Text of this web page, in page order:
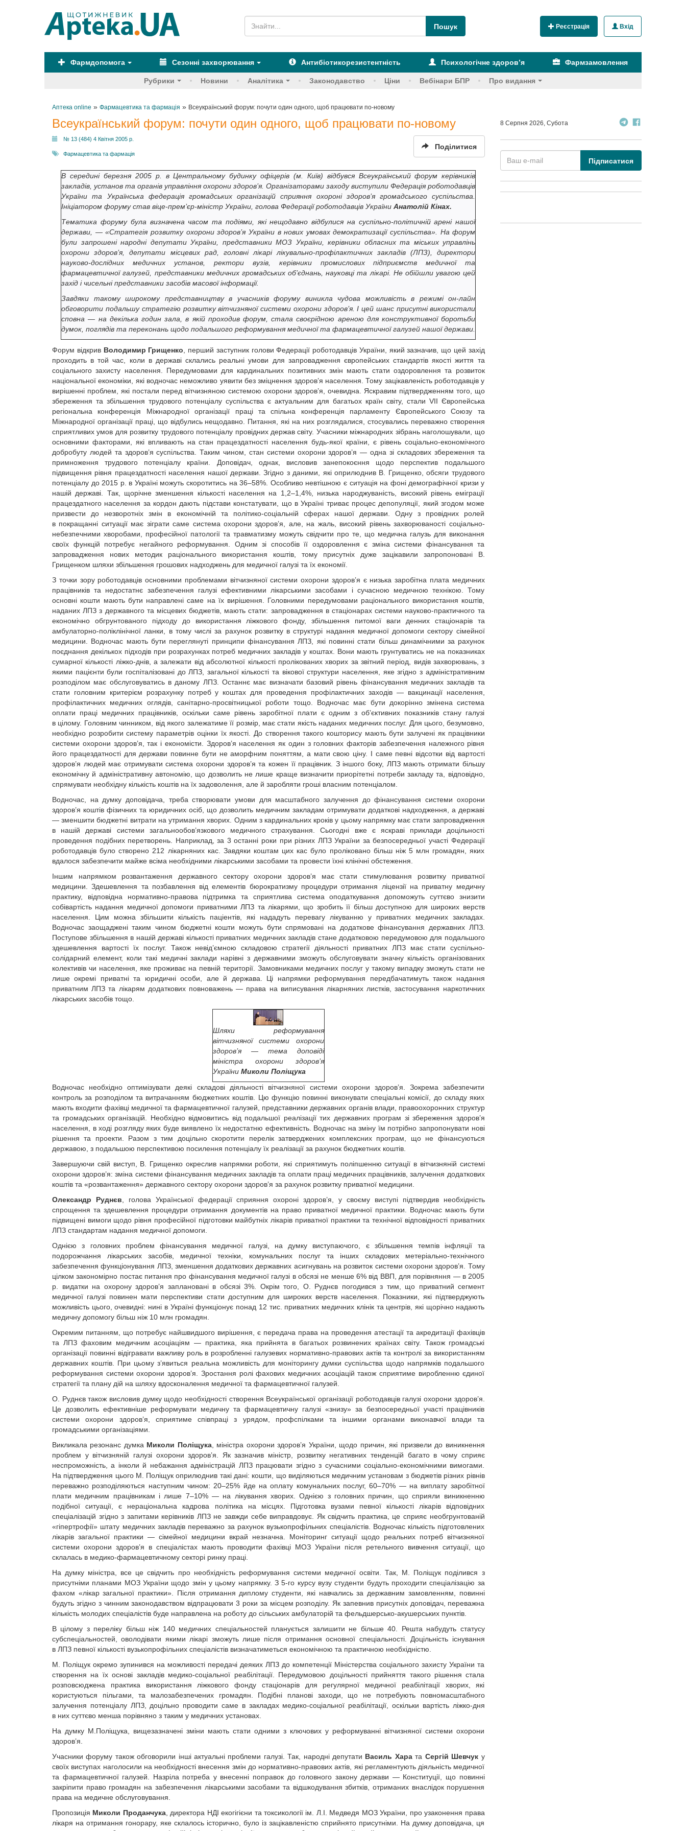
Реєстрація Вхід
Фармдопомога Сезонні захворювання Антибіотикорезистентність Психологічне здоров’я Фармзамовлення
Рубрики Новини Аналітика Законодавство Ціни Вебінари БПР Про видання
Аптека online » Фармацевтика та фармація » Всеукраїнський форум: почути один одного, щоб працювати по-новому
Всеукраїнський форум: почути один одного, щоб працювати по-новому
№ 13 (484) 4 Квітня 2005 р.
Фармацевтика та фармація
Поділитися
В середині березня 2005 р. в Центральному будинку офіцерів (м. Київ) відбувся Всеукраїнський форум керівників
закладів, установ та органів управління охорони здоров’я. Організаторами заходу виступили Федерація роботодавців
України та Українська федерація громадських організацій сприяння охороні здоров’я громадського суспільства.
Ініціатором форуму став віце-прем’єр-міністр України, голова Федерації роботодавців УкраїниАнатолій Кінах.
Тематика форуму була визначена часом та подіями, які нещодавно відбулися на суспільно-політичній арені нашої
держави, — «Стратегія розвитку охорони здоров’я України в нових умовах демократизації суспільства». На форум
були запрошені народні депутати України, представники МОЗ України, керівники обласних та міських управлінь
охорони здоров’я, депутати місцевих рад, головні лікарі лікувально-профілактичних закладів (ЛПЗ), директори
науково-дослідних медичних установ, ректори вузів, керівники промислових підприємств медичної та
фармацевтичної галузей, представники медичних громадських об’єднань, науковці та лікарі. Не обійшли увагою цей
захід і чисельні представники засобів масової інформації.
Завдяки такому широкому представництву в учасників форуму виникла чудова можливість в режимі он-лайн
обговорити подальшу стратегію розвитку вітчизняної системи охорони здоров’я. І цей шанс присутні використали
сповна — на декілька годин зала, в якій проходив форум, стала своєрідною ареною для конструктивної боротьби
думок, поглядів та переконань щодо подальшого реформування медичної та фармацевтичної галузей нашої держави.
Форум відкрив Володимир Грищенко , перший заступник голови Федерації роботодавців України, який зазначив, що цей захід
проходить в той час, коли в державі склались реальні умови для запровадження європейських стандартів якості життя та
соціального захисту населення. Передумовами для кардинальних позитивних змін мають стати оздоровлення та розвиток
національної економіки, які водночас неможливо уявити без зміцнення здоров’я населення. Тому зацікавленість роботодавців у
вирішенні проблем, які постали перед вітчизняною системою охорони здоров’я, очевидна. Яскравим підтвердженням того, що
збереження та збільшення трудового потенціалу суспільства є актуальним для багатьох країн світу, стали VII Європейська
регіональна конференція Міжнародної організації праці та спільна конференція парламенту Європейського Союзу та
Міжнародної організації праці, що відбулись нещодавно. Питання, які на них розглядалися, стосувались переважно створення
сприятливих умов для розвитку трудового потенціалу провідних держав світу. Учасники міжнародних зібрань наголошували, що
основними факторами, які впливають на стан працездатності населення будь-якої країни, є рівень соціально-економічного
добробуту людей та здоров’я суспільства. Таким чином, стан системи охорони здоров’я — одна зі складових збереження та
примноження трудового потенціалу країни. Доповідач, однак, висловив занепокоєння щодо перспектив подальшого
підвищення рівня працездатності населення нашої держави. Згідно з даними, які оприлюднив В. Грищенко, обсяги трудового
потенціалу до 2015 р. в Україні можуть скоротитись на 36–58%. Особливо невтішною є ситуація на фоні демографічної кризи у
нашій державі. Так, щорічне зменшення кількості населення на 1,2–1,4%, низька народжуваність, високий рівень еміграції
працездатного населення за кордон дають підстави констатувати, що в Україні триває процес депопуляції, який згодом може
призвести до незворотніх змін в економічній та політико-соціальній сферах нашої держави. Одну з провідних ролей
в покращанні ситуації має зіграти саме система охорони здоров’я, але, на жаль, високий рівень захворюваності соціально-
небезпечними хворобами, професійної патології та травматизму можуть свідчити про те, що медична галузь для виконання
своїх функцій потребує негайного реформування. Одним зі способів її оздоровлення є зміна системи фінансування та
запровадження нових методик раціонального використання коштів, тому присутніх дуже зацікавили запропоновані В.
Грищенком шляхи збільшення грошових надходжень для медичної галузі та їх економії.
З точки зору роботодавців основними проблемами вітчизняної системи охорони здоров’я є низька заробітна плата медичних
працівників та недостатнє забезпечення галузі ефективними лікарськими засобами і сучасною медичною технікою. Тому
основні кошти мають бути направлені саме на їх вирішення. Головними передумовами раціонального використання коштів,
наданих ЛПЗ з державного та місцевих бюджетів, мають стати: запровадження в стаціонарах системи науково-практичного та
економічно обгрунтованого підходу до використання ліжкового фонду, збільшення питомої ваги денних стаціонарів та
амбулаторно-поліклінічної ланки, в тому числі за рахунок розвитку в структурі надання медичної допомоги сектору сімейної
медицини. Водночас мають бути переглянуті принципи фінансування ЛПЗ, які повинні стати більш динамічними за рахунок
поєднання декількох підходів при розрахунках потреб медичних закладів у коштах. Вони мають грунтуватись не на показниках
сумарної кількості ліжко-днів, а залежати від абсолютної кількості пролікованих хворих за звітний період, видів захворювань, з
якими пацієнти були госпіталізовані до ЛПЗ, загальної кількості та вікової структури населення, яке згідно з адміністративним
розподілом має обслуговуватись в даному ЛПЗ. Останнє має визначати базовий рівень фінансування медичних закладів та
стати головним критерієм розрахунку потреб у коштах для проведення профілактичних заходів — вакцинації населення,
профілактичних медичних оглядів, санітарно-просвітницької роботи тощо. Водночас має бути докорінно змінена система
оплати праці медичних працівників, оскільки саме рівень заробітної плати є одним з об’єктивних показників стану галузі
в цілому. Головним чинником, від якого залежатиме її розмір, має стати якість наданих медичних послуг. Для цього, безумовно,
необхідно розробити систему параметрів оцінки їх якості. До створення такого кошторису мають бути залучені як працівники
системи охорони здоров’я, так і економісти. Здоров’я населення як один з головних факторів забезпечення належного рівня
його працездатності для держави повинне бути не аморфним поняттям, а мати свою ціну. І саме певні відсотки від вартості
здоров’я людей має отримувати система охорони здоров’я та кожен її працівник. З іншого боку, ЛПЗ мають отримати більшу
економічну й адміністративну автономію, що дозволить не лише краще визначити приорітетні потреби закладу та, відповідно,
спрямувати необхідну кількість коштів на їх задоволення, але й заробляти гроші власним потенціалом.
Водночас, на думку доповідача, треба створювати умови для масштабного залучення до фінансування системи охорони
здоров’я коштів фізичних та юридичних осіб, що дозволить медичним закладам отримувати додаткові надходження, а державі
— зменшити бюджетні витрати на утримання хворих. Одним з кардинальних кроків у цьому напрямку має стати запровадження
в нашій державі системи загальнообов’язкового медичного страхування. Сьогодні вже є яскраві приклади доцільності
проведення подібних перетворень. Наприклад, за 3 останні роки при різних ЛПЗ України за безпосередньої участі Федерації
роботодавців було створено 212 лікарняних кас. Завдяки коштам цих кас було проліковано більш ніж 5 млн громадян, яких
вдалося забезпечити майже всіма необхідними лікарськими засобами та провести їхні клінічні обстеження.
Іншим напрямком розвантаження державного сектору охорони здоров’я має стати стимулювання розвитку приватної
медицини. Здешевлення та позбавлення від елементів бюрократизму процедури отримання ліцензії на приватну медичну
практику, відповідна нормативно-правова підтримка та сприятлива система оподаткування допоможуть суттєво знизити
собівартість надання медичної допомоги приватними ЛПЗ та лікарями, що зробить її більш доступною для широких верств
населення. Цим можна збільшити кількість паціентів, які нададуть перевагу лікуванню у приватних медичних закладах.
Водночас заощаджені таким чином бюджетні кошти можуть бути спрямовані на додаткове фінансування державних ЛПЗ.
Поступове збільшення в нашій державі кількості приватних медичних закладів стане додатковою передумовою для подальшого
здешевлення вартості їх послуг. Також невід’ємною складовою стратегії діяльності приватних ЛПЗ має стати суспільно-
солідарний елемент, коли такі медичні заклади нарівні з державними зможуть обслуговувати значну кількість організованих
колективів чи населення, яке проживає на певній території. Замовниками медичних послуг у такому випадку зможуть стати не
лише окремі приватні та юридичні особи, але й держава. Ці напрямки реформування передбачатимуть також надання
приватним ЛПЗ та лікарям додаткових повноважень — права на виписування лікарняних листків, застосування наркотичних
лікарських засобів тощо.
Шляхи реформування
вітчизняної системи охорони
здоров’я — тема доповіді
міністра охорони здоров’я
України Миколи Поліщука
Водночас необхідно оптимізувати деякі складові діяльності вітчизняної системи охорони здоров’я. Зокрема забезпечити
контроль за розподілом та витрачанням бюджетних коштів. Цю функцію повинні виконувати спеціальні комісії, до складу яких
мають входити фахівці медичної та фармацевтичної галузей, представники державних органів влади, правоохоронних структур
та громадських організацій. Необхідно відмовитись від подальшої реалізації тих державних програм зі збереження здоров’я
населення, в ході розгляду яких буде виявлено їх недостатню ефективність. Водночас на зміну їм потрібно запропонувати нові
рішення та проекти. Разом з тим доцільно скоротити перелік затверджених комплексних програм, що не фінансуються
державою, з подальшою перспективою посилення потенціалу їх реалізації за рахунок бюджетних коштів.
Завершуючи свій виступ, В. Грищенко окреслив напрямки роботи, які сприятимуть поліпшенню ситуації в вітчизняній системі
охорони здоров’я: зміна системи фінансування медичних закладів та оплати праці медичних працівників, залучення додаткових
коштів та «розвантаження» державного сектору охорони здоров’я за рахунок розвитку приватної медицини.
Олександр Руднєв , голова Української федерації сприяння охороні здоров’я, у своєму виступі підтвердив необхідність
спрощення та здешевлення процедури отримання документів на право приватної медичної практики. Водночас мають бути
підвищені вимоги щодо рівня професійної підготовки майбутніх лікарів приватної практики та технічної відповідності приватних
ЛПЗ стандартам надання медичної допомоги.
Однією з головних проблем фінансування медичної галузі, на думку виступаючого, є збільшення темпів інфляції та
подорожчання лікарських засобів, медичної техніки, комунальних послуг та інших складових метеріально-технічного
забезпечення функціонування ЛПЗ, зменшення додаткових державних асигнувань на розвиток системи охорони здоров’я. Тому
цілком закономірно постає питання про фінансування медичної галузі в обсязі не менше 6% від ВВП, для порівняння — в 2005
р. видатки на охорону здоров’я заплановані в обсязі 3%. Окрім того, О. Руднєв погодився з тим, що приватний сегмент
медичної галузі повинен мати перспективи стати доступним для широких верств населення. Показники, які підтверджують
можливість цього, очевидні: нині в Україні функціонує понад 12 тис. приватних медичних клінік та центрів, які щорічно надають
медичну допомогу більш ніж 10 млн громадян.
Окремим питанням, що потребує найшвидшого вирішення, є передача права на проведення атестації та акредитації фахівців
та ЛПЗ фаховим медичним асоціаціям — практика, яка прийнята в багатьох розвинених країнах світу. Також громадські
організації повинні відігравати важливу роль в розробленні галузевих нормативно-правових актів та контролі за використанням
державних коштів. При цьому з’явиться реальна можливість для моніторингу думки суспільства щодо напрямків подальшого
реформування системи охорони здоров’я. Зростання ролі фахових медичних асоціацій також сприятиме виробленню єдиної
стратегії та плану дій на шляху вдосконалення медичної та фармацевтичної галузей.
О. Руднєв також висловив думку щодо необхідності створення Всеукраїнської організації роботодавців галузі охорони здоров’я.
Це дозволить ефективніше реформувати медичну та фармацевтичну галузі «знизу» за безпосередньої участі працівників
системи охорони здоров’я, сприятиме співпраці з урядом, профспілками та іншими органами виконавчої влади та
громадськими організаціями.
Викликала резонанс думка Миколи Поліщука, міністра охорони здоров’я України, щодо причин, які призвели до виникнення
проблем у вітчизняній галузі охорони здоров’я. Як зазначив міністр, розвитку негативних тенденцій багато в чому сприяє
неспроможність, а інколи й небажання адміністрацій ЛПЗ працювати згідно з сучасними соціально-економічними вимогами.
На підтвердження цього М. Поліщук оприлюднив такі дані: кошти, що виділяються медичним установам з бюджетів різних рівнів
переважно розподіляються наступним чином: 20–25% йде на оплату комунальних послуг, 60–70% — на виплату заробітної
плати медичним працівникам і лише 7–10% — на лікування хворих. Однією з головних причин, що сприяли виникненню
подібної ситуації, є нераціональна кадрова політика на місцях. Підготовка вузами певної кількості лікарів відповідних
спеціалізацій згідно з запитами керівників ЛПЗ не завжди себе виправдовує. Як свідчить практика, це сприяє необгрунтованій
«гіпертрофії» штату медичних закладів переважно за рахунок вузькопрофільних спеціалістів. Водночас кількість підготовлених
лікарів загальної практики — сімейної медицини вкрай незначна. Моніторинг ситуації щодо реальних потреб вітчизняної
системи охорони здоров’я в спеціалістах мають проводити фахівці МОЗ України після ретельного вивчення ситуації, що
склалась в медико-фармацевтичному секторі ринку праці.
На думку міністра, все це свідчить про необхідність реформування системи медичної освіти. Так, М. Поліщук поділився з
присутніми планами МОЗ України щодо змін у цьому напрямку. З 5-го курсу вузу студенти будуть проходити спеціалізацію за
фахом «лікар загальної практики». Після отримання диплому студенти, які навчались за державним замовленням, повинні
будуть згідно з чинним законодавством відпрацювати 3 роки за місцем розподілу. Як запевнив присутніх доповідач, переважна
кількість молодих спеціалістів буде направлена на роботу до сільських амбулаторій та фельдшерсько-акушерських пунктів.
В цілому з переліку більш ніж 140 медичних спеціальностей планується залишити не більше 40. Решта набудуть статусу
субспеціальностей, оволодівати якими лікарі зможуть лише після отримання основної спеціальності. Доцільність існування
в ЛПЗ певної кількості вузькопрофільних спеціалістів визначатиметься економічною та практичною необхідністю.
М. Поліщук окремо зупинився на можливості передачі деяких ЛПЗ до компетенції Міністерства соціального захисту України та
створення на їх основі закладів медико-соціальної реабілітації. Передумовою доцільності прийняття такого рішення стала
розповсюджена практика використання ліжкового фонду стаціонарів для регулярної медичної реабілітації хворих, які
користуються пільгами, та малозабезпечених громадян. Подібні планові заходи, що не потребують повномасштабного
залучення потенціалу ЛПЗ, доцільно проводити саме в закладах медико-соціальної реабілітації, оскільки вартість ліжко-дня
в них суттєво менша порівняно з таким у медичних установах.
На думку М.Поліщука, вищезазначені зміни мають стати одними з ключових у реформуванні вітчизняної системи охорони
здоров’я.
Учасники форуму також обговорили інші актуальні проблеми галузі. Так, народні депутати Василь Харата Сергій Шевчук у
своїх виступах наголосили на необхідності внесення змін до нормативно-правових актів, які регламентують діяльність медичної
та фармацевтичної галузей. Назріла потреба у внесенні поправок до головного закону держави — Конституції, що повинні
закріпити право громадян на забезпечення лікарськими засобами та відшкодування збитків, отриманих внаслідок порушення
права на медичне обслуговування.
Пропозиція Миколи Проданчука, директора НДІ екогігієни та токсикології ім. Л.І. Медведя МОЗ України, про узаконення права
лікаря на отримання гонорару, яке склалось історично, було із зацікавленістю сприйнято присутніми. На думку доповідача, ця
8 Серпня 2026, Субота
Підписатися